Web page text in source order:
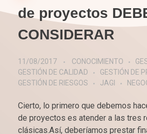
de proyectos
CONSIDERAR
11/08/2017 CONOCIMIENTO
GESTIÓN DE CALIDAD
GESTIÓN DE
GESTIÓN DE RIESGOS
JAGI
Cierto, lo primero que debemos
de proyectos es atender a las tres
clásicas.Así, deberíamos prestar